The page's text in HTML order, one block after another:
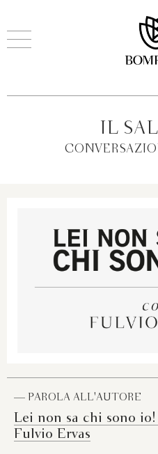
IL
— PAROLA ALL'AUTORE
Lei non sa chi sono
Fulvio Ervas